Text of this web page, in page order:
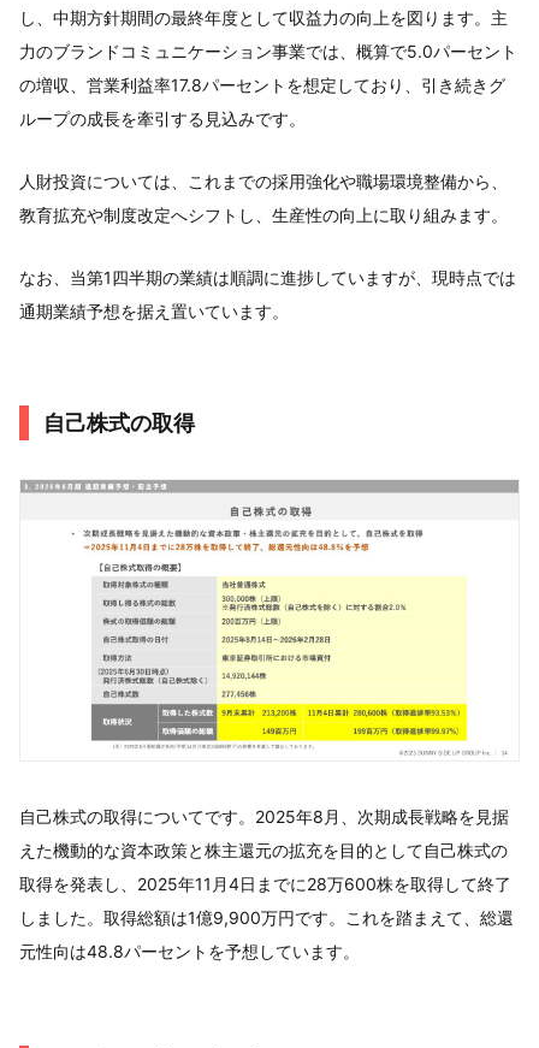
し、中期方針期間の最終年度として収益力の向上を図ります。主
力のブランドコミュニケーション事業では、概算で5.0パーセント
の増収、営業利益率17.8パーセントを想定しており、引き続きグ
ループの成長を牽引する見込みです。
人財投資については、これまでの採用強化や職場環境整備から、
教育拡充や制度改定へシフトし、生産性の向上に取り組みます。
なお、当第1四半期の業績は順調に進捗していますが、現時点では
通期業績予想を据え置いています。
自己株式の取得
自己株式の取得についてです。2025年8月、次期成長戦略を見据
えた機動的な資本政策と株主還元の拡充を目的として自己株式の
取得を発表し、2025年11月4日までに28万600株を取得して終了
しました。取得総額は1億9,900万円です。これを踏まえて、総還
元性向は48.8パーセントを予想しています。